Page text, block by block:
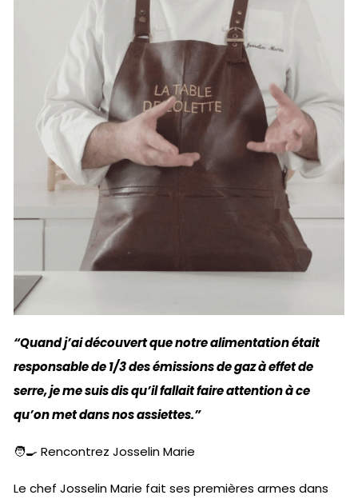
“Quand j’ai découvert que notre alimentation était
responsable de 1/3 des émissions de gaz à effet de
serre, je me suis dis qu’il fallait faire attention à ce
qu’on met dans nos assiettes.”
🧑‍🍳 Rencontrez Josselin Marie
Le chef Josselin Marie fait ses premières armes dans